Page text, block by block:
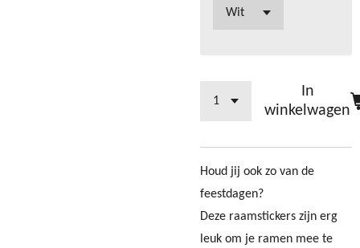
In
winkelwagen
Houd jij ook zo van de
feestdagen?
Deze raamstickers zijn erg
leuk om je ramen mee te